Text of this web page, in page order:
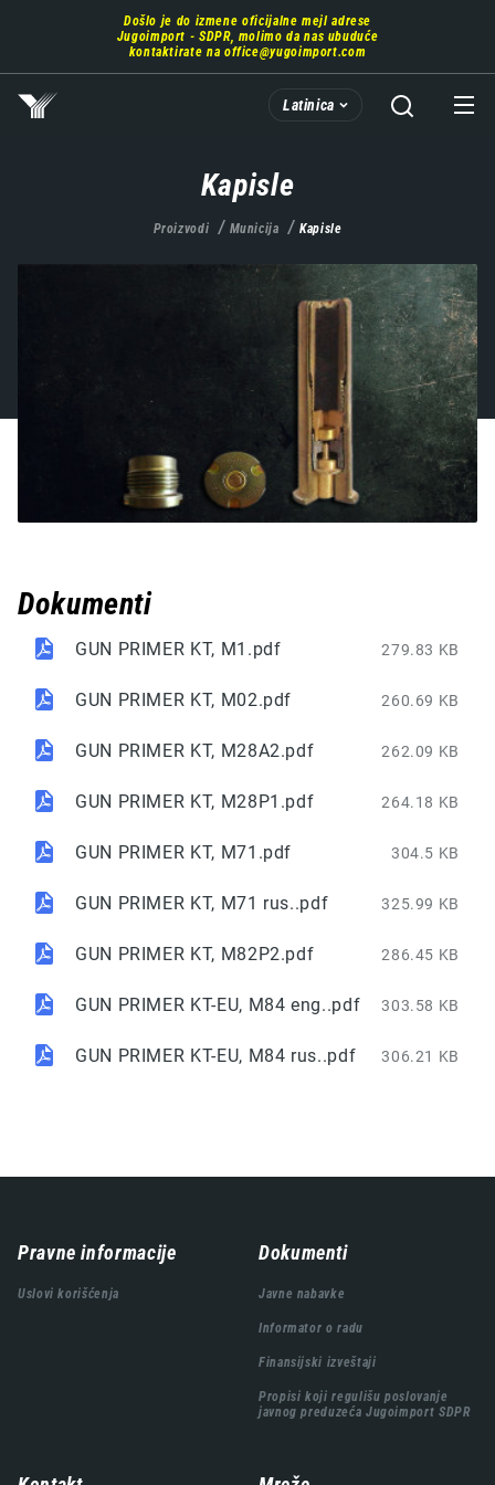
glavni
deo
sadržaja
Došlo je do izmene oficijalne mejl adrese
Jugoimport - SDPR, molimo da nas ubuduće
kontaktirate na office@yugoimport.com
Latinica
Kapisle
Proizvodi Municija Kapisle
Dokumenti
GUN PRIMER KT, M1.pdf 279.83 KB
GUN PRIMER KT, M02.pdf 260.69 KB
GUN PRIMER KT, M28A2.pdf 262.09 KB
GUN PRIMER KT, M28P1.pdf 264.18 KB
GUN PRIMER KT, M71.pdf 304.5 KB
GUN PRIMER KT, M71 rus..pdf 325.99 KB
GUN PRIMER KT, M82P2.pdf 286.45 KB
GUN PRIMER KT-EU, M84 eng..pdf 303.58 KB
GUN PRIMER KT-EU, M84 rus..pdf 306.21 KB
Навигација
подножја
Pravne informacije
Uslovi korišćenja
Dokumenti
Javne nabavke
Informator o radu
Finansijski izveštaji
Propisi koji regulišu poslovanje
javnog preduzeća Jugoimport SDPR